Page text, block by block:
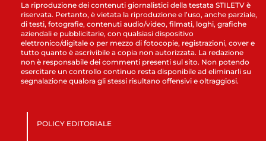
La riproduzione dei contenuti giornalistici della testata STILETV è
riservata. Pertanto, è vietata la riproduzione e l’uso, anche parziale,
di testi, fotografie, contenuti audio/video, filmati, loghi, grafiche
aziendali e pubblicitarie, con qualsiasi dispositivo
elettronico/digitale o per mezzo di fotocopie, registrazioni, cover e
tutto quanto è ascrivibile a copia non autorizzata. La redazione
non è responsabile dei commenti presenti sul sito. Non potendo
esercitare un controllo continuo resta disponibile ad eliminarli su
segnalazione qualora gli stessi risultano offensivi e oltraggiosi.
POLICY EDITORIALE